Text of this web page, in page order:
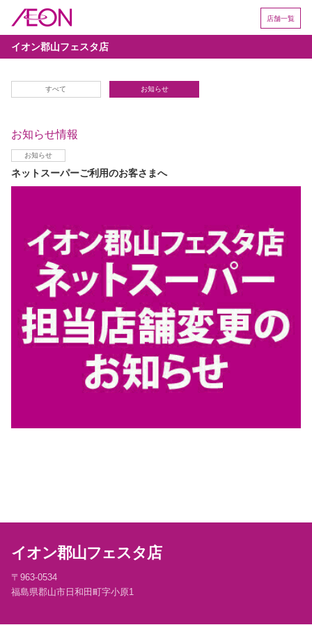
店舗一覧
イオン郡山フェスタ店
すべて お知らせ
お知らせ情報
お知らせ
ネットスーパーご利用のお客さまへ
イオン郡山フェスタ店
〒963-0534
福島県郡山市日和田町字小原1